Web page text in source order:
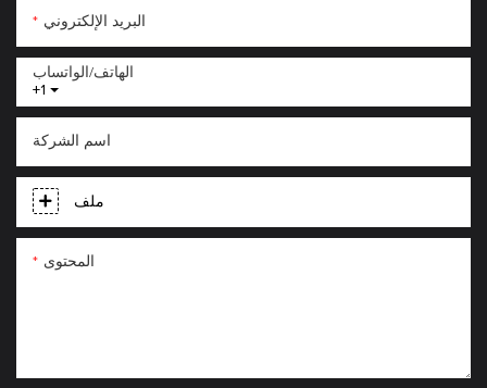
البريد الإلكتروني
+1
الهاتف/الواتساب
اسم الشركة
ملف
المحتوى